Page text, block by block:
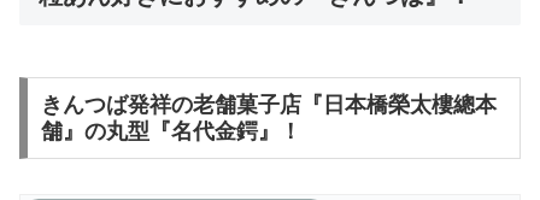
きんつば発祥の老舗菓子店『日本橋榮太樓總本
舗』の丸型『名代金鍔』！